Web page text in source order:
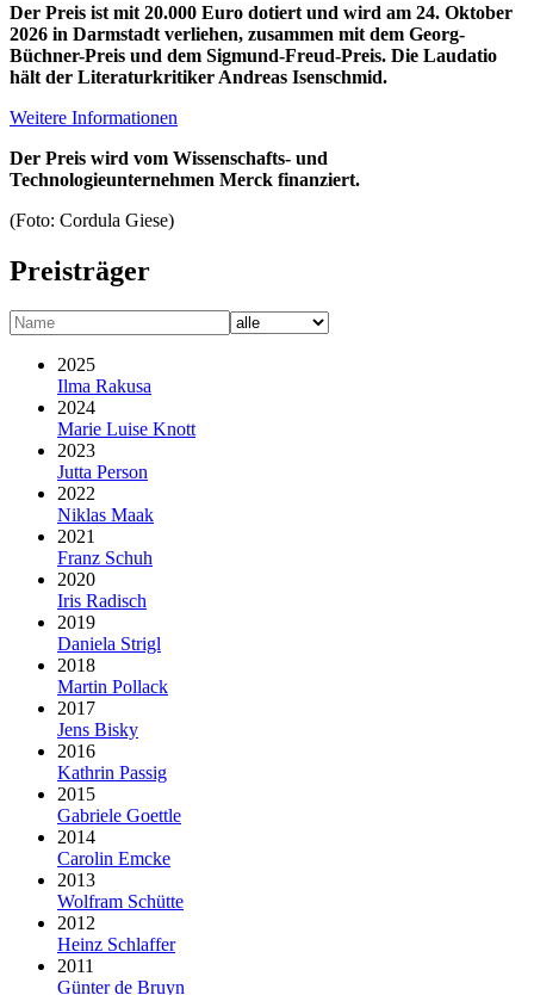
Der Preis ist mit 20.000 Euro dotiert und wird am 24. Oktober
2026 in Darmstadt verliehen, zusammen mit dem Georg-
Büchner-Preis und dem Sigmund-Freud-Preis. Die Laudatio
hält der Literaturkritiker Andreas Isenschmid.
Weitere Informationen
Der Preis wird vom Wissenschafts- und
Technologieunternehmen Merck finanziert.
(Foto: Cordula Giese)
Preisträger
2025
Ilma Rakusa
2024
Marie Luise Knott
2023
Jutta Person
2022
Niklas Maak
2021
Franz Schuh
2020
Iris Radisch
2019
Daniela Strigl
2018
Martin Pollack
2017
Jens Bisky
2016
Kathrin Passig
2015
Gabriele Goettle
2014
Carolin Emcke
2013
Wolfram Schütte
2012
Heinz Schlaffer
2011
Günter de Bruyn